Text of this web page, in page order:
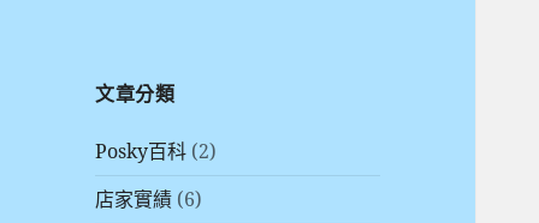
文章分類
Posky百科 (2)
店家實績 (6)